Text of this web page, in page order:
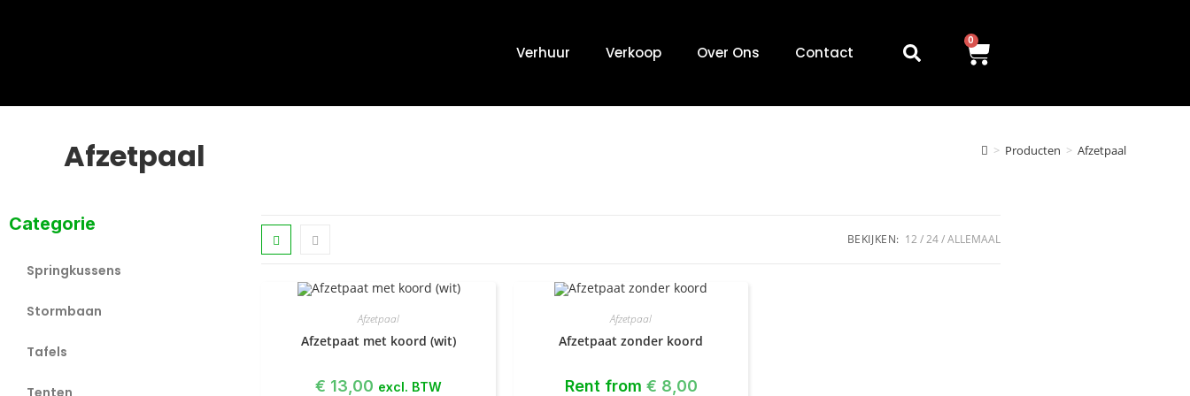
Verhuur Verkoop Over Ons Contact
0
Afzetpaal > Producten > Afzetpaal
Categorie
Springkussens
Stormbaan
Tafels
Tenten
BEKIJKEN: 12 24 ALLEMAAL
Afzetpaal
Afzetpaat met koord (wit)
€ 13,00 excl. BTW
Afzetpaal
Afzetpaat zonder koord
Rent from € 8,00